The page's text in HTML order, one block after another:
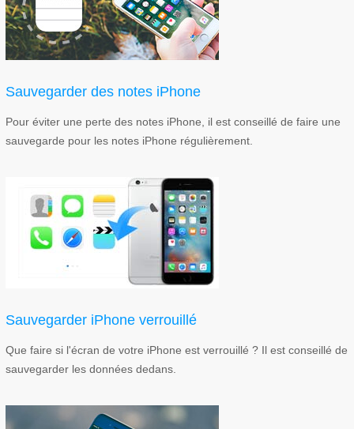
Sauvegarder des notes iPhone
Pour éviter une perte des notes iPhone, il est conseillé de faire une
sauvegarde pour les notes iPhone régulièrement.
Sauvegarder iPhone verrouillé
Que faire si l'écran de votre iPhone est verrouillé ? Il est conseillé de
sauvegarder les données dedans.